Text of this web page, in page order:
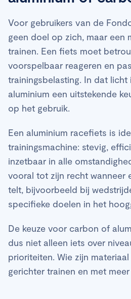
Voor gebruikers van de
geen doel op zich, maar een
trainen. Een fiets moet
voorspelbaar reageren en
trainingsbelasting. In dat licht
aluminium een uitstekende
op het gebruik.
Een aluminium racefiets is
trainingsmachine: stevig,
inzetbaar in alle
vooral tot zijn recht wanneer
telt, bijvoorbeeld bij
specifieke doelen in het
De keuze voor carbon of
dus niet alleen iets over
prioriteiten. Wie zijn
gerichter trainen en met